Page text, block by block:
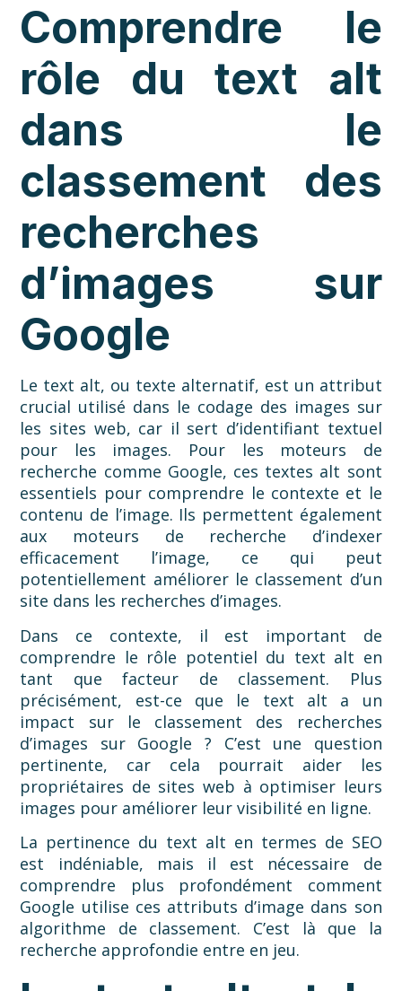
Comprendre le
rôle du text alt
dans le
classement des
recherches
d’images sur
Google
Le text alt, ou texte alternatif, est un attribut
crucial utilisé dans le codage des images sur
les sites web, car il sert d’identifiant textuel
pour les images. Pour les moteurs de
recherche comme Google, ces textes alt sont
essentiels pour comprendre le contexte et le
contenu de l’image. Ils permettent également
aux moteurs de recherche d’indexer
efficacement l’image, ce qui peut
potentiellement améliorer le classement d’un
site dans les recherches d’images.
Dans ce contexte, il est important de
comprendre le rôle potentiel du text alt en
tant que facteur de classement. Plus
précisément, est-ce que le text alt a un
impact sur le classement des recherches
d’images sur Google ? C’est une question
pertinente, car cela pourrait aider les
propriétaires de sites web à optimiser leurs
images pour améliorer leur visibilité en ligne.
La pertinence du text alt en termes de SEO
est indéniable, mais il est nécessaire de
comprendre plus profondément comment
Google utilise ces attributs d’image dans son
algorithme de classement. C’est là que la
recherche approfondie entre en jeu.